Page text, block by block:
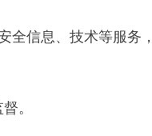
信息、技术等服务
。